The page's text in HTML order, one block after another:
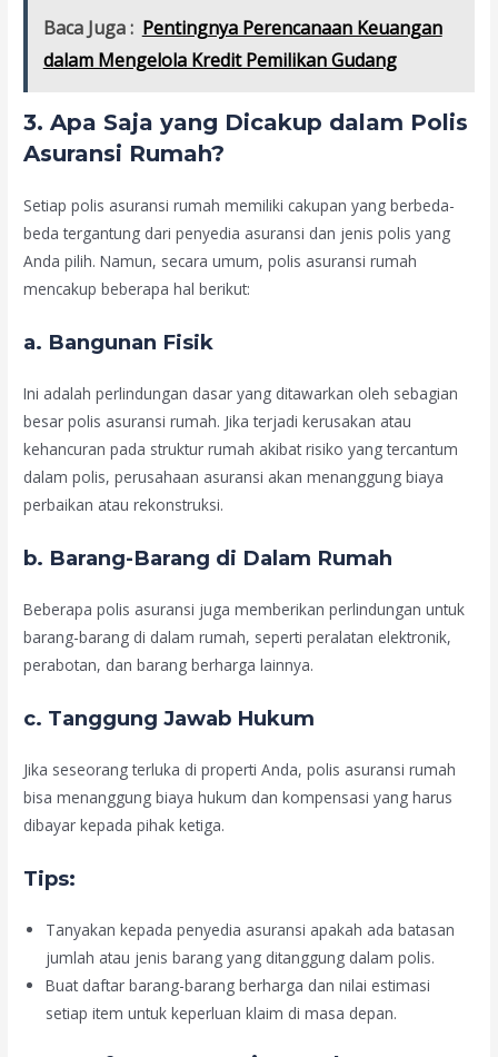
Baca Juga : Pentingnya Perencanaan Keuangan
dalam Mengelola Kredit Pemilikan Gudang
3.Apa Saja yang Dicakup dalam Polis
Asuransi Rumah?
Setiap polis asuransi rumah memiliki cakupan yang berbeda-
beda tergantung dari penyedia asuransi dan jenis polis yang
Anda pilih. Namun, secara umum, polis asuransi rumah
mencakup beberapa hal berikut:
a. Bangunan Fisik
Ini adalah perlindungan dasar yang ditawarkan oleh sebagian
besar polis asuransi rumah. Jika terjadi kerusakan atau
kehancuran pada struktur rumah akibat risiko yang tercantum
dalam polis, perusahaan asuransi akan menanggung biaya
perbaikan atau rekonstruksi.
b. Barang-Barang di Dalam Rumah
Beberapa polis asuransi juga memberikan perlindungan untuk
barang-barang di dalam rumah, seperti peralatan elektronik,
perabotan, dan barang berharga lainnya.
c. Tanggung Jawab Hukum
Jika seseorang terluka di properti Anda, polis asuransi rumah
bisa menanggung biaya hukum dan kompensasi yang harus
dibayar kepada pihak ketiga.
Tips:
Tanyakan kepada penyedia asuransi apakah ada batasan
jumlah atau jenis barang yang ditanggung dalam polis.
Buat daftar barang-barang berharga dan nilai estimasi
setiap item untuk keperluan klaim di masa depan.